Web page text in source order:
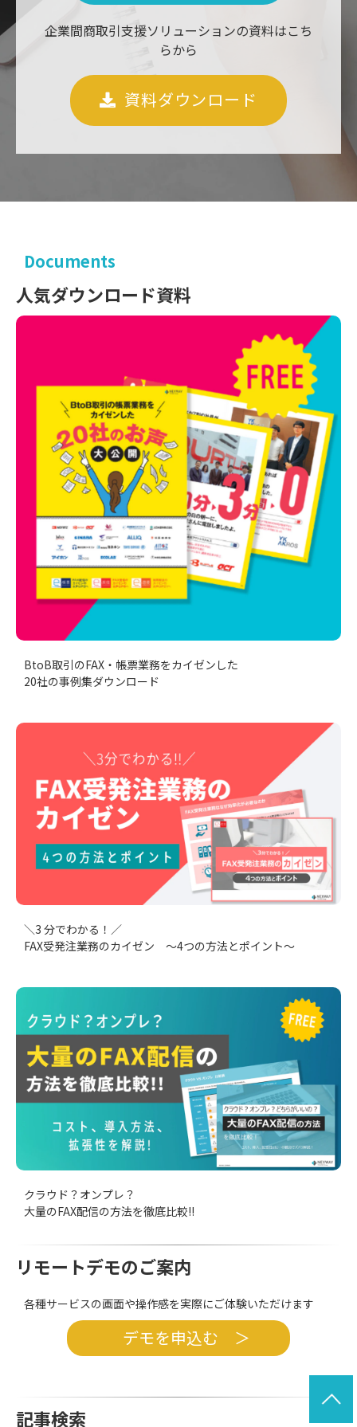
企業間商取引支援ソリューションの資料はこち
らから
資料ダウンロード
Documents
人気ダウンロード資料
BtoB取引のFAX・帳票業務をカイゼンした
20社の事例集ダウンロード
＼3 分でわかる！／
FAX受発注業務のカイゼン ～4つの方法とポイント～
クラウド？オンプレ？
大量のFAX配信の方法を徹底比較!!
リモートデモのご案内
各種サービスの画面や操作感を実際にご体験いただけます
デモを申込む ＞
記事検索